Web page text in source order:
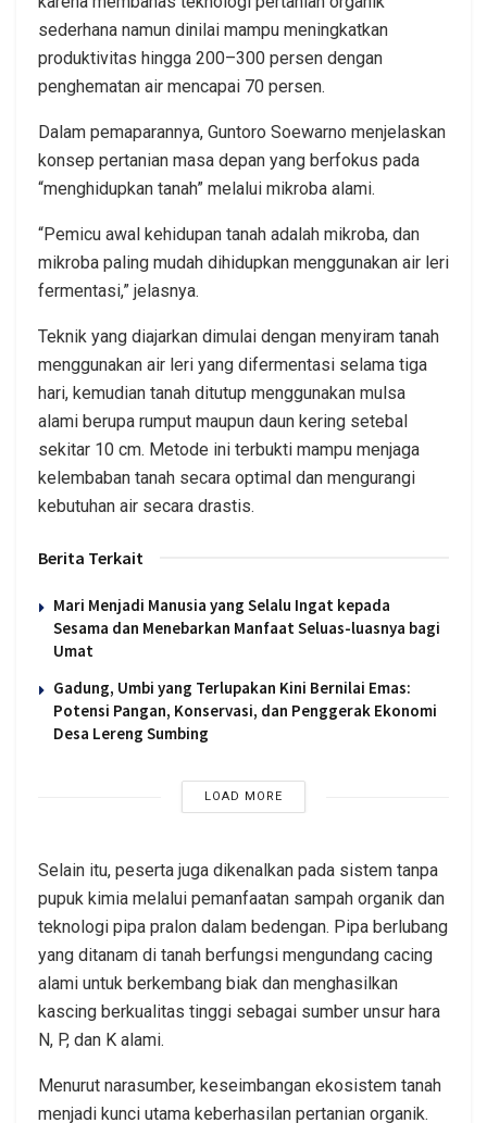
sederhana namun dinilai mampu meningkatkan
produktivitas hingga 200–300 persen dengan
penghematan air mencapai 70 persen.
Dalam pemaparannya, Guntoro Soewarno menjelaskan
konsep pertanian masa depan yang berfokus pada
“menghidupkan tanah” melalui mikroba alami.
“Pemicu awal kehidupan tanah adalah mikroba, dan
mikroba paling mudah dihidupkan menggunakan air leri
fermentasi,” jelasnya.
Teknik yang diajarkan dimulai dengan menyiram tanah
menggunakan air leri yang difermentasi selama tiga
hari, kemudian tanah ditutup menggunakan mulsa
alami berupa rumput maupun daun kering setebal
sekitar 10 cm. Metode ini terbukti mampu menjaga
kelembaban tanah secara optimal dan mengurangi
kebutuhan air secara drastis.
Berita Terkait
Mari Menjadi Manusia yang Selalu Ingat kepada
Sesama dan Menebarkan Manfaat Seluas-luasnya bagi
Umat
Gadung, Umbi yang Terlupakan Kini Bernilai Emas:
Potensi Pangan, Konservasi, dan Penggerak Ekonomi
Desa Lereng Sumbing
LOAD MORE
Selain itu, peserta juga dikenalkan pada sistem tanpa
pupuk kimia melalui pemanfaatan sampah organik dan
teknologi pipa pralon dalam bedengan. Pipa berlubang
yang ditanam di tanah berfungsi mengundang cacing
alami untuk berkembang biak dan menghasilkan
kascing berkualitas tinggi sebagai sumber unsur hara
N, P, dan K alami.
Menurut narasumber, keseimbangan ekosistem tanah
menjadi kunci utama keberhasilan pertanian organik.